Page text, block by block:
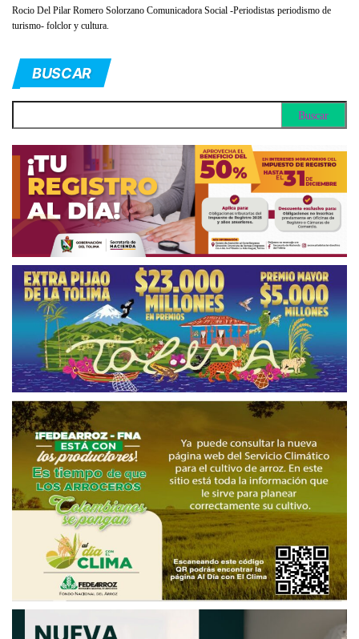
Rocio Del Pilar Romero Solorzano Comunicadora Social -Periodistas periodismo de
turismo- folclor y cultura.
BUSCAR